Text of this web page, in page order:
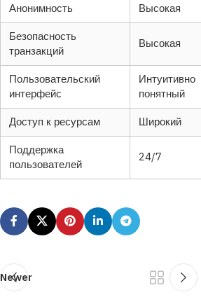
Анонимность Высокая
Безопасность
транзакций
Высокая
Пользовательский
интерфейс
Интуитивно
понятный
Доступ к ресурсам Широкий
Поддержка
пользователей
24/7
Newer